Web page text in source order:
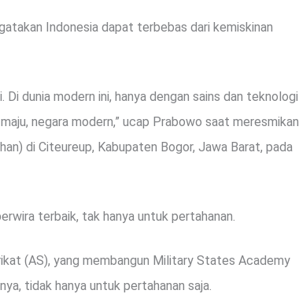
Indonesia dapat terbebas dari kemiskinan
dunia modern ini, hanya dengan sains dan teknologi
negara modern,” ucap Prabowo saat meresmikan
di Citeureup, Kabupaten Bogor, Jawa Barat, pada
terbaik, tak hanya untuk pertahanan.
(AS), yang membangun Military States Academy
tidak hanya untuk pertahanan saja.